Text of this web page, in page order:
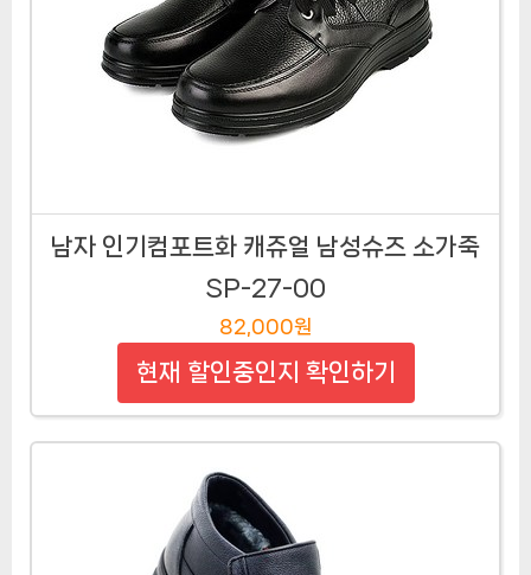
남자 인기컴포트화 캐쥬얼 남성슈즈 소가죽
SP-27-00
82,000원
현재 할인중인지 확인하기